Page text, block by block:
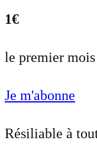
1€
le premier
Je m'abonne
Résiliable à